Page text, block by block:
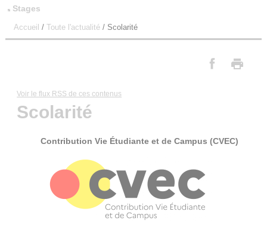
Stages
Accueil / Toute l'actualité/ Scolarité
Voir le flux RSS de ces contenus
Scolarité
Contribution Vie Étudiante et de Campus (CVEC)